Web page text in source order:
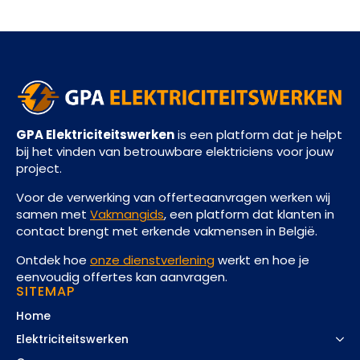
GPA Elektriciteitswerkenis een platform dat je helpt
bij het vinden van betrouwbare elektriciens voor jouw
project.
Voor de verwerking van offerteaanvragen werken wij
samen met Vakmangids, een platform dat klanten in
contact brengt met erkende vakmensen in België.
Ontdek hoe onze dienstverleningwerkt en hoe je
eenvoudig offertes kan aanvragen.
SITEMAP
Home
Elektriciteitswerken